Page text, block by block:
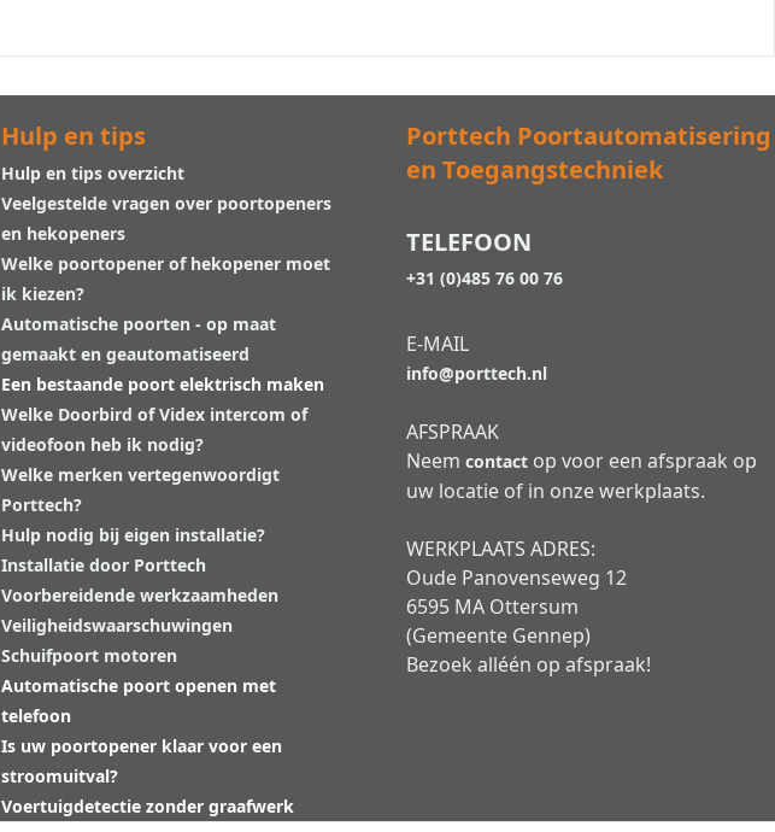
Hulp en tips
Hulp en tips overzicht
Veelgestelde vragen over poortopeners
en hekopeners
Welke poortopener of hekopener moet
ik kiezen?
Automatische poorten - op maat
gemaakt en geautomatiseerd
Een bestaande poort elektrisch maken
Welke Doorbird of Videx intercom of
videofoon heb ik nodig?
Welke merken vertegenwoordigt
Porttech?
Hulp nodig bij eigen installatie?
Installatie door Porttech
Voorbereidende werkzaamheden
Veiligheidswaarschuwingen
Schuifpoort motoren
Automatische poort openen met
telefoon
Is uw poortopener klaar voor een
stroomuitval?
Voertuigdetectie zonder graafwerk
Porttech Poortautomatisering
en Toegangstechniek
TELEFOON
+31 (0)485 76 00 76
E-MAIL
info@porttech.nl
AFSPRAAK
Neem contact op voor een afspraak op
uw locatie of in onze werkplaats.
WERKPLAATS ADRES:
Oude Panovenseweg 12
6595 MA Ottersum
(Gemeente Gennep)
Bezoek alléén op afspraak!